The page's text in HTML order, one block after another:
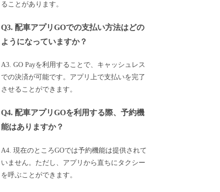
ることがあります。
Q3. 配車アプリGOでの支払い方法はどの
ようになっていますか？
A3. GO Payを利用することで、キャッシュレス
での決済が可能です。アプリ上で支払いを完了
させることができます。
Q4. 配車アプリGOを利用する際、予約機
能はありますか？
A4. 現在のところGOでは予約機能は提供されて
いません。ただし、アプリから直ちにタクシー
を呼ぶことができます。